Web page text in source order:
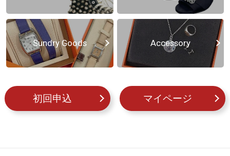
Sundry Goods Accessory
初回申込 マイページ